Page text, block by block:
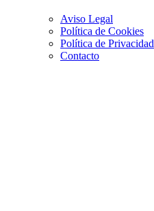
Aviso Legal
Política de Cookies
Política de Privacidad
Contacto